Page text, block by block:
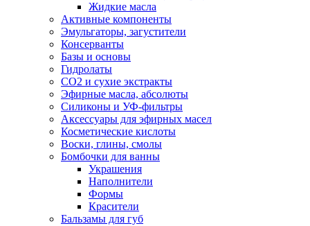
Жидкие масла
Активные компоненты
Эмульгаторы, загустители
Консерванты
Базы и основы
Гидролаты
СО2 и сухие экстракты
Эфирные масла, абсолюты
Силиконы и УФ-фильтры
Аксессуары для эфирных масел
Косметические кислоты
Воски, глины, смолы
Бомбочки для ванны
Украшения
Наполнители
Формы
Красители
Бальзамы для губ